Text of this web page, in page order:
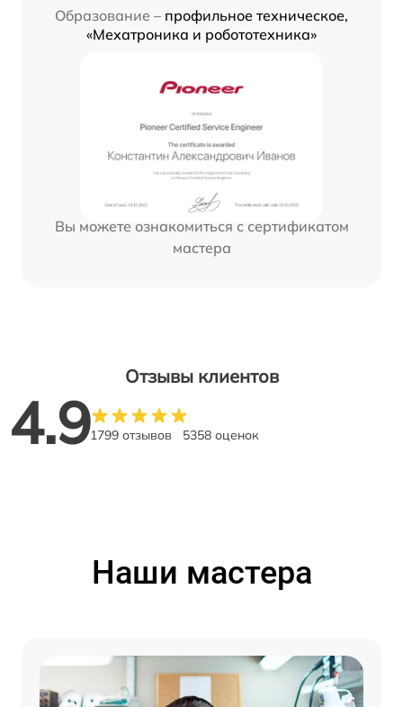
Образование – профильное техническое,
«Мехатроника и робототехника»
Вы можете ознакомиться с сертификатом
мастера
Отзывы клиентов
4.91799 отзывов 5358 оценок
Наши мастера